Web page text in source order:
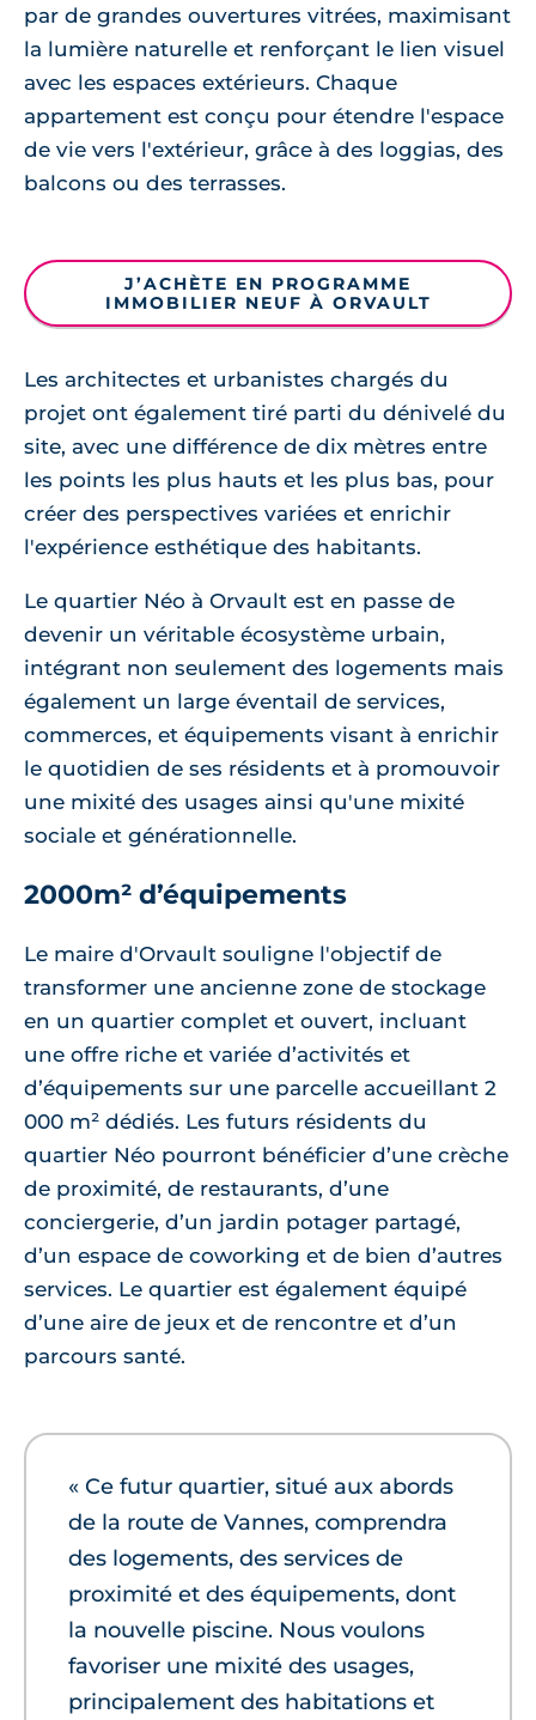
par de grandes ouvertures vitrées, maximisant
la lumière naturelle et renforçant le lien visuel
avec les espaces extérieurs. Chaque
appartement est conçu pour étendre l'espace
de vie vers l'extérieur, grâce à des loggias, des
balcons ou des terrasses.
J’ACHÈTE EN PROGRAMME
IMMOBILIER NEUF À ORVAULT
Les architectes et urbanistes chargés du
projet ont également tiré parti du dénivelé du
site, avec une différence de dix mètres entre
les points les plus hauts et les plus bas, pour
créer des perspectives variées et enrichir
l'expérience esthétique des habitants.
Le quartier Néo à Orvault est en passe de
devenir un véritable écosystème urbain,
intégrant non seulement des logements mais
également un large éventail de services,
commerces, et équipements visant à enrichir
le quotidien de ses résidents et à promouvoir
une mixité des usages ainsi qu'une mixité
sociale et générationnelle.
2000m² d’équipements
Le maire d'Orvault souligne l'objectif de
transformer une ancienne zone de stockage
en un quartier complet et ouvert, incluant
une offre riche et variée d’activités et
d’équipements sur une parcelle accueillant 2
000 m² dédiés. Les futurs résidents du
quartier Néo pourront bénéficier d’une crèche
de proximité, de restaurants, d’une
conciergerie, d’un jardin potager partagé,
d’un espace de coworking et de bien d’autres
services. Le quartier est également équipé
d’une aire de jeux et de rencontre et d’un
parcours santé.
« Ce futur quartier, situé aux abords
de la route de Vannes, comprendra
des logements, des services de
proximité et des équipements, dont
la nouvelle piscine. Nous voulons
favoriser une mixité des usages,
principalement des habitations et